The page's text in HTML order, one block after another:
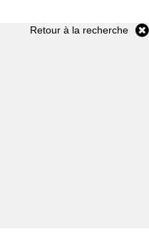
Retour à la recherche